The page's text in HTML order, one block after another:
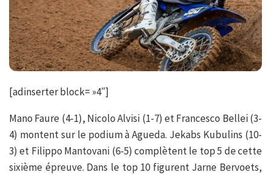
[adinserter block= »4″]
Mano Faure (4-1), Nicolo Alvisi (1-7) et Francesco Bellei (3-
4) montent sur le podium à Agueda. Jekabs Kubulins (10-
3) et Filippo Mantovani (6-5) complètent le top 5 de cette
sixième épreuve. Dans le top 10 figurent Jarne Bervoets,